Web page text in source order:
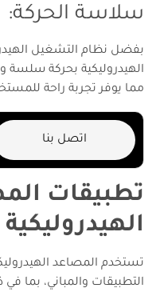
سلاسة الحركة:
بفضل نظام التشغيل
الهيدروليكية بحركة سلسة
مما يوفر تجربة راحة
اتصل بنا
تطبيقات
الهيدروليكية
تستخدم المصاعد
التطبيقات والمباني، بما